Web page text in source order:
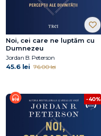
Noi, cei care ne luptăm cu
Dumnezeu
Jordan B. Peterson
45.6 lei 76.00 lei
-40%